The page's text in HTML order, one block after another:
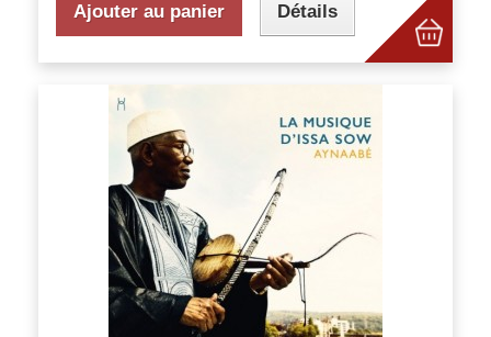
Ajouter au panier Détails